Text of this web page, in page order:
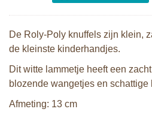
De Roly-Poly knuffels zijn klein,
de kleinste kinderhandjes.
Dit witte lammetje heeft een
blozende wangetjes en schattige
Afmeting: 13 cm